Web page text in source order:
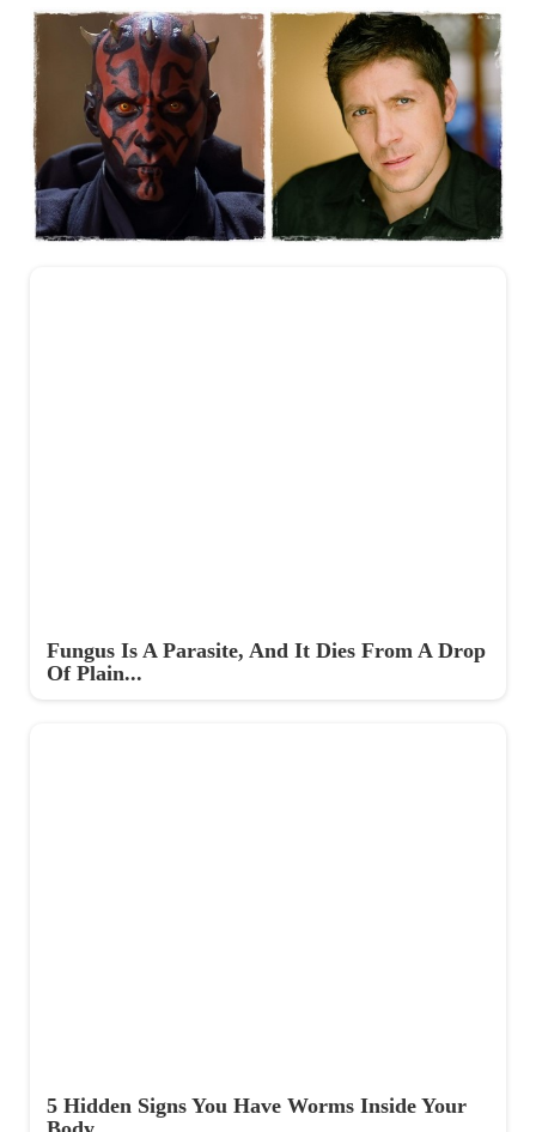
Fungus Is A Parasite, And It Dies From A Drop
Of Plain...
5 Hidden Signs You Have Worms Inside Your